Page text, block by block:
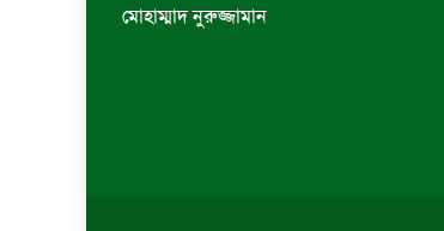
মোহাম্মাদ নুরুজ্জামান